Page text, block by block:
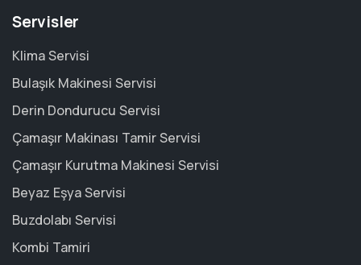
Servisler
Klima Servisi
Bulaşık Makinesi Servisi
Derin Dondurucu Servisi
Çamaşır Makinası Tamir Servisi
Çamaşır Kurutma Makinesi Servisi
Beyaz Eşya Servisi
Buzdolabı Servisi
Kombi Tamiri